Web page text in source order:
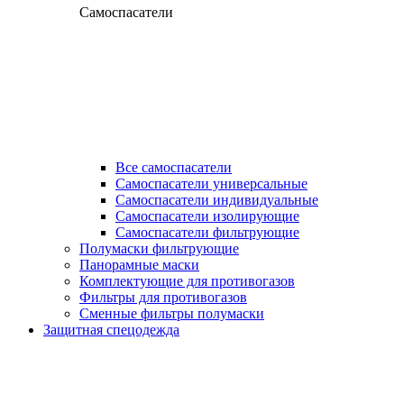
Самоспасатели
Все самоспасатели
Самоспасатели универсальные
Самоспасатели индивидуальные
Самоспасатели изолирующие
Самоспасатели фильтрующие
Полумаски фильтрующие
Панорамные маски
Комплектующие для противогазов
Фильтры для противогазов
Сменные фильтры полумаски
Защитная спецодежда